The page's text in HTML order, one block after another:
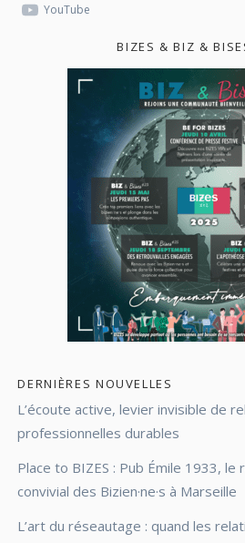
YouTube
BIZES & BIZ &
DERNIÈRES NOUVELLES
L’écoute active, levier invisible de
professionnelles durables
Place to BIZES : Pub Émile 1933,
convivial des Bizien·ne·s à Marseille
L’art du réseautage : quand les